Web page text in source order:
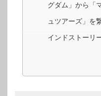
グダム」から「
ュツアーズ」を
インドストーリー